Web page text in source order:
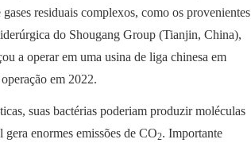
residuais complexos, como os provenientes
do Shougang Group (Tianjin, China),
a operar em uma usina de liga chinesa em
em 2022.
suas bactérias poderiam produzir moléculas
enormes emissões de CO2. Importante